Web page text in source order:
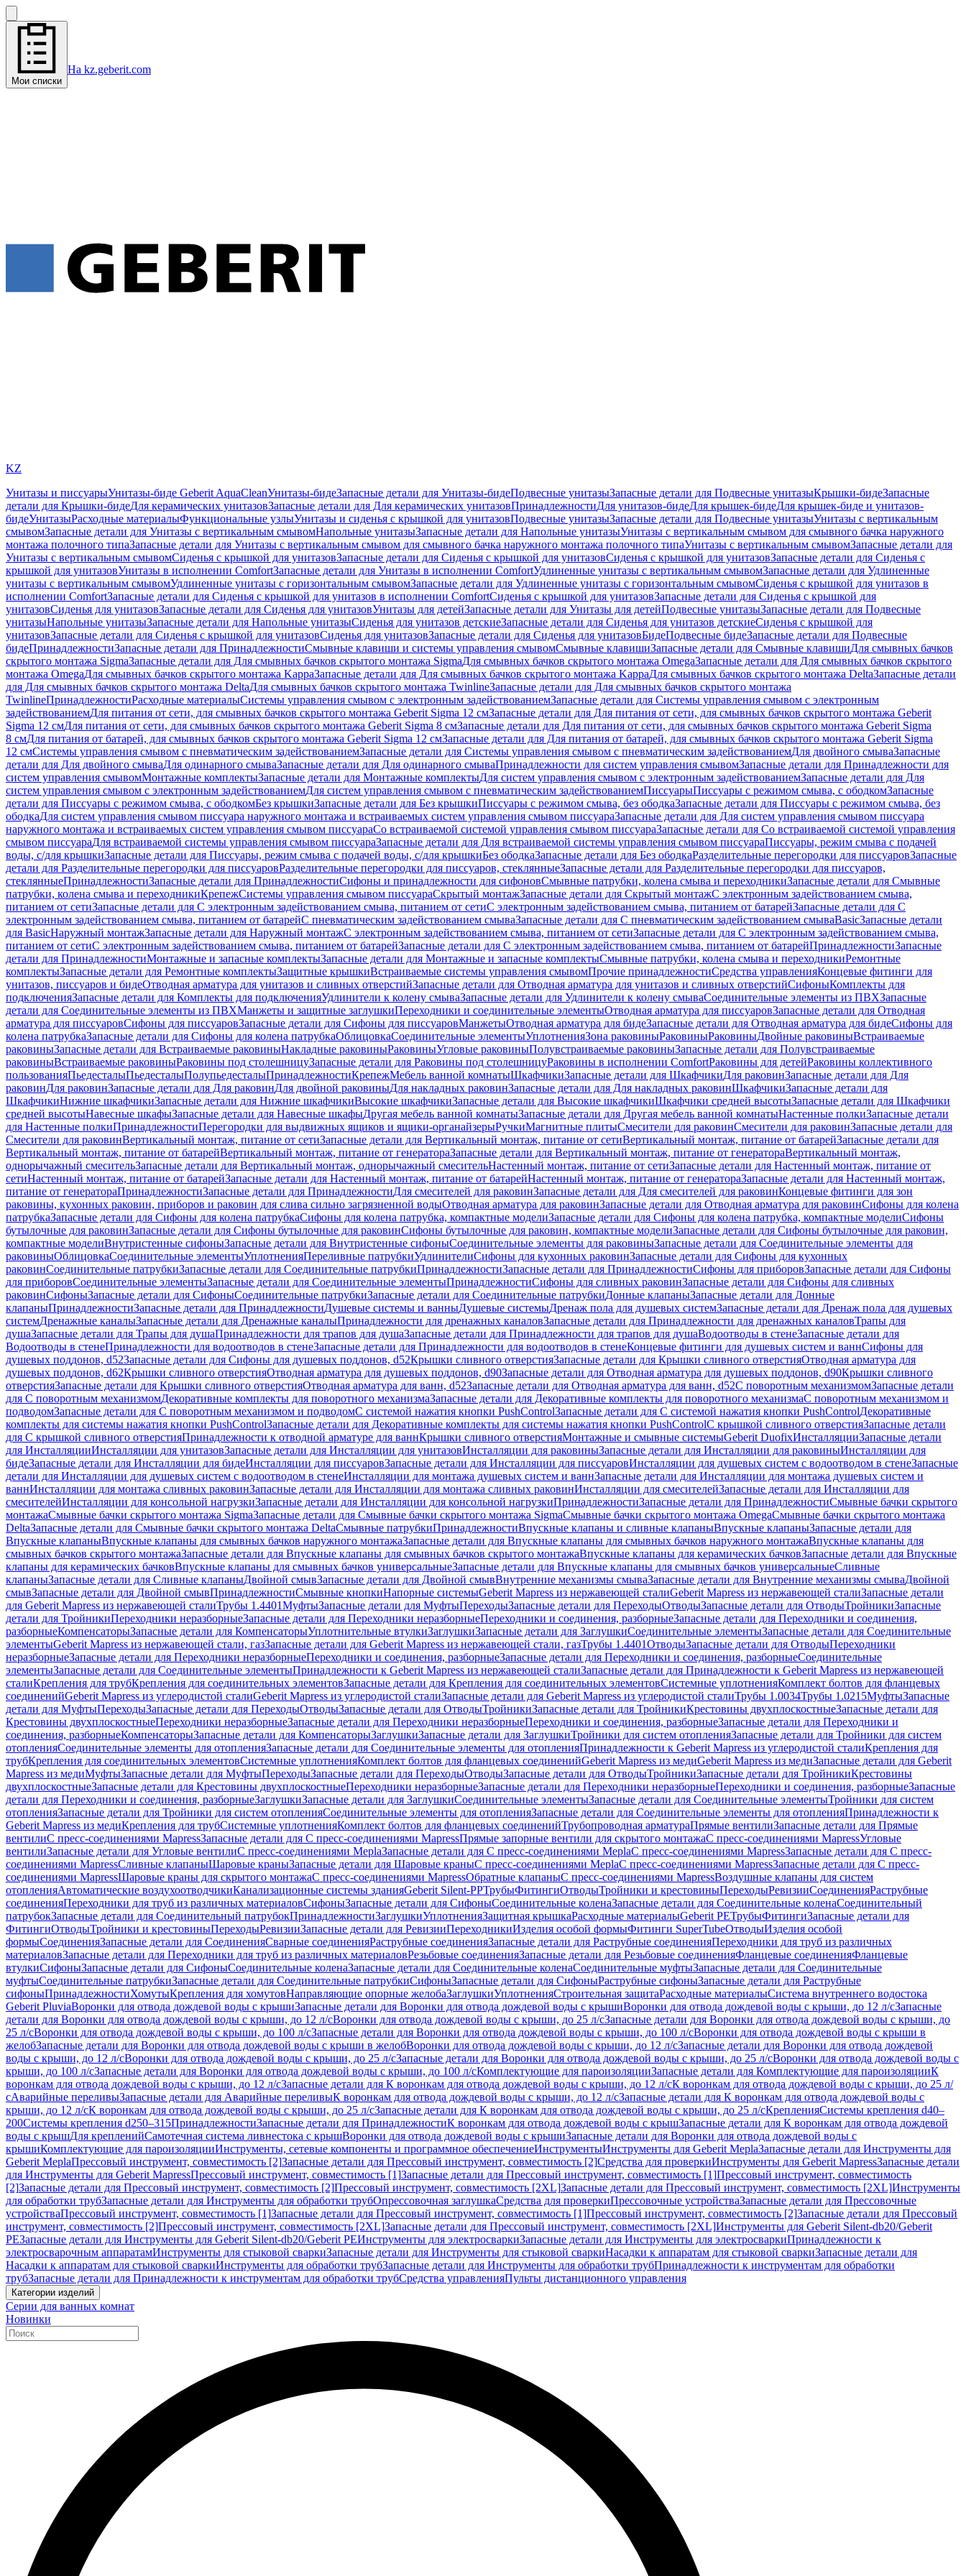
Мои списки
На kz.geberit.com
KZ
Унитазы и писсуарыУнитазы-биде Geberit AquaCleanУнитазы-бидеЗапасные детали для Унитазы-бидеПодвесные унитазыЗапасные детали для Подвесные унитазыКрышки-бидеЗапасные
детали для Крышки-бидеДля керамических унитазовЗапасные детали для Для керамических унитазовПринадлежностиДля унитазов-бидеДля крышек-бидеДля крышек-биде и унитазов-
бидеУнитазыРасходные материалыФункциональные узлыУнитазы и сиденья с крышкой для унитазовПодвесные унитазыЗапасные детали для Подвесные унитазыУнитазы с вертикальным
смывомЗапасные детали для Унитазы с вертикальным смывомНапольные унитазыЗапасные детали для Напольные унитазыУнитазы с вертикальным смывом для смывного бачка наружного
монтажа полочного типаЗапасные детали для Унитазы с вертикальным смывом для смывного бачка наружного монтажа полочного типаУнитазы с вертикальным смывомЗапасные детали для
Унитазы с вертикальным смывомСиденья с крышкой для унитазовЗапасные детали для Сиденья с крышкой для унитазовСиденья с крышкой для унитазовЗапасные детали для Сиденья с
крышкой для унитазовУнитазы в исполнении ComfortЗапасные детали для Унитазы в исполнении ComfortУдлиненные унитазы с вертикальным смывомЗапасные детали для Удлиненные
унитазы с вертикальным смывомУдлиненные унитазы с горизонтальным смывомЗапасные детали для Удлиненные унитазы с горизонтальным смывомСиденья с крышкой для унитазов в
исполнении ComfortЗапасные детали для Сиденья с крышкой для унитазов в исполнении ComfortСиденья с крышкой для унитазовЗапасные детали для Сиденья с крышкой для
унитазовСиденья для унитазовЗапасные детали для Сиденья для унитазовУнитазы для детейЗапасные детали для Унитазы для детейПодвесные унитазыЗапасные детали для Подвесные
унитазыНапольные унитазыЗапасные детали для Напольные унитазыСиденья для унитазов детскиеЗапасные детали для Сиденья для унитазов детскиеСиденья с крышкой для
унитазовЗапасные детали для Сиденья с крышкой для унитазовСиденья для унитазовЗапасные детали для Сиденья для унитазовБидеПодвесные бидеЗапасные детали для Подвесные
бидеПринадлежностиЗапасные детали для ПринадлежностиСмывные клавиши и системы управления смывомСмывные клавишиЗапасные детали для Смывные клавишиДля смывных бачков
скрытого монтажа SigmaЗапасные детали для Для смывных бачков скрытого монтажа SigmaДля смывных бачков скрытого монтажа OmegaЗапасные детали для Для смывных бачков скрытого
монтажа OmegaДля смывных бачков скрытого монтажа KappaЗапасные детали для Для смывных бачков скрытого монтажа KappaДля смывных бачков скрытого монтажа DeltaЗапасные детали
для Для смывных бачков скрытого монтажа DeltaДля смывных бачков скрытого монтажа TwinlineЗапасные детали для Для смывных бачков скрытого монтажа
TwinlineПринадлежностиРасходные материалыСистемы управления смывом с электронным задействованиемЗапасные детали для Системы управления смывом с электронным
задействованиемДля питания от сети, для смывных бачков скрытого монтажа Geberit Sigma 12 смЗапасные детали для Для питания от сети, для смывных бачков скрытого монтажа Geberit
Sigma 12 смДля питания от сети, для смывных бачков скрытого монтажа Geberit Sigma 8 смЗапасные детали для Для питания от сети, для смывных бачков скрытого монтажа Geberit Sigma
8 смДля питания от батарей, для смывных бачков скрытого монтажа Geberit Sigma 12 смЗапасные детали для Для питания от батарей, для смывных бачков скрытого монтажа Geberit Sigma
12 смСистемы управления смывом с пневматическим задействованиемЗапасные детали для Системы управления смывом с пневматическим задействованиемДля двойного смываЗапасные
детали для Для двойного смываДля одинарного смываЗапасные детали для Для одинарного смываПринадлежности для систем управления смывомЗапасные детали для Принадлежности для
систем управления смывомМонтажные комплектыЗапасные детали для Монтажные комплектыДля систем управления смывом с электронным задействованиемЗапасные детали для Для
систем управления смывом с электронным задействованиемДля систем управления смывом с пневматическим задействованиемПиссуарыПиссуары с режимом смыва, с ободкомЗапасные
детали для Писсуары с режимом смыва, с ободкомБез крышкиЗапасные детали для Без крышкиПиссуары с режимом смыва, без ободкаЗапасные детали для Писсуары с режимом смыва, без
ободкаДля систем управления смывом писсуара наружного монтажа и встраиваемых систем управления смывом писсуараЗапасные детали для Для систем управления смывом писсуара
наружного монтажа и встраиваемых систем управления смывом писсуараСо встраиваемой системой управления смывом писсуараЗапасные детали для Со встраиваемой системой управления
смывом писсуараДля встраиваемой системы управления смывом писсуараЗапасные детали для Для встраиваемой системы управления смывом писсуараПиссуары, режим смыва с подачей
воды, с/для крышкиЗапасные детали для Писсуары, режим смыва с подачей воды, с/для крышкиБез ободкаЗапасные детали для Без ободкаРазделительные перегородки для писсуаровЗапасные
детали для Разделительные перегородки для писсуаровРазделительные перегородки для писсуаров, стеклянныеЗапасные детали для Разделительные перегородки для писсуаров,
стеклянныеПринадлежностиЗапасные детали для ПринадлежностиСифоны и принадлежности для сифоновСмывные патрубки, колена смыва и переходникиЗапасные детали для Смывные
патрубки, колена смыва и переходникиКрепежСистемы управления смывом писсуараСкрытый монтажЗапасные детали для Скрытый монтажС электронным задействованием смыва,
питанием от сетиЗапасные детали для С электронным задействованием смыва, питанием от сетиС электронным задействованием смыва, питанием от батарейЗапасные детали для С
электронным задействованием смыва, питанием от батарейС пневматическим задействованием смываЗапасные детали для С пневматическим задействованием смываBasicЗапасные детали
для BasicНаружный монтажЗапасные детали для Наружный монтажС электронным задействованием смыва, питанием от сетиЗапасные детали для С электронным задействованием смыва,
питанием от сетиС электронным задействованием смыва, питанием от батарейЗапасные детали для С электронным задействованием смыва, питанием от батарейПринадлежностиЗапасные
детали для ПринадлежностиМонтажные и запасные комплектыЗапасные детали для Монтажные и запасные комплектыСмывные патрубки, колена смыва и переходникиРемонтные
комплектыЗапасные детали для Ремонтные комплектыЗащитные крышкиВстраиваемые системы управления смывомПрочие принадлежностиСредства управленияКонцевые фитинги для
унитазов, писсуаров и бидеОтводная арматура для унитазов и сливных отверстийЗапасные детали для Отводная арматура для унитазов и сливных отверстийСифоныКомплекты для
подключенияЗапасные детали для Комплекты для подключенияУдлинители к колену смываЗапасные детали для Удлинители к колену смываСоединительные элементы из ПВХЗапасные
детали для Соединительные элементы из ПВХМанжеты и защитные заглушкиПереходники и соединительные элементыОтводная арматура для писсуаровЗапасные детали для Отводная
арматура для писсуаровCифоны для писсуаровЗапасные детали для Cифоны для писсуаровМанжетыОтводная арматура для бидеЗапасные детали для Отводная арматура для бидеСифоны для
колена патрубкаЗапасные детали для Сифоны для колена патрубкаОблицовкаСоединительные элементыУплотненияЗона раковиныРаковиныРаковиныДвойные раковиныВстраиваемые
раковиныЗапасные детали для Встраиваемые раковиныНакладные раковиныРаковиныУгловые раковиныПолувстраиваемые раковиныЗапасные детали для Полувстраиваемые
раковиныВстраиваемые раковиныРаковины под столешницуЗапасные детали для Раковины под столешницуРаковины в исполнении ComfortPаковины для детейРаковины коллективного
пользованияПьедесталыПьедесталыПолупьедесталыПринадлежностиКрепежМебель ванной комнатыШкафчикиЗапасные детали для ШкафчикиДля раковинЗапасные детали для Для
раковинДля раковинЗапасные детали для Для раковинДля двойной раковиныДля накладных pаковинЗапасные детали для Для накладных pаковинШкафчикиЗапасные детали для
ШкафчикиНижние шкафчикиЗапасные детали для Нижние шкафчикиВысокие шкафчикиЗапасные детали для Высокие шкафчикиШкафчики средней высотыЗапасные детали для Шкафчики
средней высотыНавесные шкафыЗапасные детали для Навесные шкафыДругая мебель ванной комнатыЗапасные детали для Другая мебель ванной комнатыНастенные полкиЗапасные детали
для Настенные полкиПринадлежностиПерегородки для выдвижных ящиков и ящики-органайзерыРучкиМагнитные плитыСмесители для раковинСмесители для раковинЗапасные детали для
Смесители для раковинВертикальный монтаж, питание от сетиЗапасные детали для Вертикальный монтаж, питание от сетиВертикальный монтаж, питание от батарейЗапасные детали для
Вертикальный монтаж, питание от батарейВертикальный монтаж, питание от генератораЗапасные детали для Вертикальный монтаж, питание от генератораВертикальный монтаж,
однорычажный смесительЗапасные детали для Вертикальный монтаж, однорычажный смесительНастенный монтаж, питание от сетиЗапасные детали для Настенный монтаж, питание от
сетиНастенный монтаж, питание от батарейЗапасные детали для Настенный монтаж, питание от батарейНастенный монтаж, питание от генератораЗапасные детали для Настенный монтаж,
питание от генератораПринадлежностиЗапасные детали для ПринадлежностиДля смесителей для раковинЗапасные детали для Для смесителей для раковинКонцевые фитинги для зон
раковины, кухонных раковин, приборов и раковин для слива сильно загрязненной водыОтводная арматура для раковинЗапасные детали для Отводная арматура для раковинСифоны для колена
патрубкаЗапасные детали для Сифоны для колена патрубкаСифоны для колена патрубка, компактные моделиЗапасные детали для Сифоны для колена патрубка, компактные моделиСифоны
бутылочные для раковинЗапасные детали для Сифоны бутылочные для раковинСифоны бутылочные для раковин, компактные моделиЗапасные детали для Сифоны бутылочные для раковин,
компактные моделиВнутристенные сифоныЗапасные детали для Внутристенные сифоныСоединительные элементы для раковиныЗапасные детали для Соединительные элементы для
раковиныОблицовкаСоединительные элементыУплотненияПереливные патрубкиУдлинителиСифоны для кухонных раковинЗапасные детали для Сифоны для кухонных
раковинСоединительные патрубкиЗапасные детали для Соединительные патрубкиПринадлежностиЗапасные детали для ПринадлежностиСифоны для приборовЗапасные детали для Сифоны
для приборовСоединительные элементыЗапасные детали для Соединительные элементыПринадлежностиСифоны для сливных раковинЗапасные детали для Сифоны для сливных
раковинСифоныЗапасные детали для СифоныСоединительные патрубкиЗапасные детали для Соединительные патрубкиДонные клапаныЗапасные детали для Донные
клапаныПринадлежностиЗапасные детали для ПринадлежностиДушевые системы и ванныДушевые системыДренаж пола для душевых системЗапасные детали для Дренаж пола для душевых
системДренажные каналыЗапасные детали для Дренажные каналыПринадлежности для дренажных каналовЗапасные детали для Принадлежности для дренажных каналовТрапы для
душаЗапасные детали для Трапы для душаПринадлежности для трапов для душаЗапасные детали для Принадлежности для трапов для душаВодоотводы в стенеЗапасные детали для
Водоотводы в стенеПринадлежности для водоотводов в стенеЗапасные детали для Принадлежности для водоотводов в стенеКонцевые фитинги для душевых систем и ваннСифоны для
душевых поддонов, d52Запасные детали для Сифоны для душевых поддонов, d52Крышки сливного отверстияЗапасные детали для Крышки сливного отверстияОтводная арматура для
душевых поддонов, d62Крышки сливного отверстияОтводная арматура для душевых поддонов, d90Запасные детали для Отводная арматура для душевых поддонов, d90Крышки сливного
отверстияЗапасные детали для Крышки сливного отверстияОтводная арматура для ванн, d52Запасные детали для Отводная арматура для ванн, d52С поворотным механизмомЗапасные детали
для С поворотным механизмомДекоративные комплекты для поворотного механизмаЗапасные детали для Декоративные комплекты для поворотного механизмаС поворотным механизмом и
подводомЗапасные детали для С поворотным механизмом и подводомС системой нажатия кнопки PushControlЗапасные детали для С системой нажатия кнопки PushControlДекоративные
комплекты для системы нажатия кнопки PushControlЗапасные детали для Декоративные комплекты для системы нажатия кнопки PushControlС крышкой сливного отверстияЗапасные детали
для С крышкой сливного отверстияПринадлежности к отводной арматуре для ваннКрышки сливного отверстияМонтажные и смывные системыGeberit DuofixИнсталляцииЗапасные детали
для ИнсталляцииИнсталляции для унитазовЗапасные детали для Инсталляции для унитазовИнсталляции для раковиныЗапасные детали для Инсталляции для раковиныИнсталляции для
бидеЗапасные детали для Инсталляции для бидеИнсталляции для писсуаровЗапасные детали для Инсталляции для писсуаровИнсталляции для душевых систем с водоотводом в стенеЗапасные
детали для Инсталляции для душевых систем с водоотводом в стенеИнсталляции для монтажа душевых систем и ваннЗапасные детали для Инсталляции для монтажа душевых систем и
ваннИнсталляции для монтажа сливных раковинЗапасные детали для Инсталляции для монтажа сливных раковинИнсталляции для смесителейЗапасные детали для Инсталляции для
смесителейИнсталляции для консольной нагрузкиЗапасные детали для Инсталляции для консольной нагрузкиПринадлежностиЗапасные детали для ПринадлежностиСмывные бачки скрытого
монтажаСмывные бачки скрытого монтажа SigmaЗапасные детали для Смывные бачки скрытого монтажа SigmaСмывные бачки скрытого монтажа OmegaСмывные бачки скрытого монтажа
DeltaЗапасные детали для Смывные бачки скрытого монтажа DeltaСмывные патрубкиПринадлежностиВпускные клапаны и сливные клапаныВпускные клапаныЗапасные детали для
Впускные клапаныВпускные клапаны для смывных бачков наружного монтажаЗапасные детали для Впускные клапаны для смывных бачков наружного монтажаВпускные клапаны для
смывных бачков скрытого монтажаЗапасные детали для Впускные клапаны для смывных бачков скрытого монтажаВпускные клапаны для керамических бачковЗапасные детали для Впускные
клапаны для керамических бачковВпускные клапаны для смывных бачков универсальныеЗапасные детали для Впускные клапаны для смывных бачков универсальныеСливные
клапаныЗапасные детали для Сливные клапаныДвойной смывЗапасные детали для Двойной смывВнутренние механизмы смываЗапасные детали для Внутренние механизмы смываДвойной
смывЗапасные детали для Двойной смывПринадлежностиСмывные кнопкиНапорные системыGeberit Mapress из нержавеющей сталиGeberit Mapress из нержавеющей сталиЗапасные детали
для Geberit Mapress из нержавеющей сталиТрубы 1.4401МуфтыЗапасные детали для МуфтыПереходыЗапасные детали для ПереходыОтводыЗапасные детали для ОтводыТройникиЗапасные
детали для ТройникиПереходники неразборныеЗапасные детали для Переходники неразборныеПереходники и соединения, разборныеЗапасные детали для Переходники и соединения,
разборныеКомпенсаторыЗапасные детали для КомпенсаторыУплотнительные втулкиЗаглушкиЗапасные детали для ЗаглушкиСоединительные элементыЗапасные детали для Соединительные
элементыGeberit Mapress из нержавеющей стали, газЗапасные детали для Geberit Mapress из нержавеющей стали, газТрубы 1.4401ОтводыЗапасные детали для ОтводыПереходники
неразборныеЗапасные детали для Переходники неразборныеПереходники и соединения, разборныеЗапасные детали для Переходники и соединения, разборныеСоединительные
элементыЗапасные детали для Соединительные элементыПринадлежности к Geberit Mapress из нержавеющей сталиЗапасные детали для Принадлежности к Geberit Mapress из нержавеющей
сталиКрепления для трубКрепления для соединительных элементовЗапасные детали для Крепления для соединительных элементовСистемные уплотненияКомплект болтов для фланцевых
соединенийGeberit Mapress из углеродистой сталиGeberit Mapress из углеродистой сталиЗапасные детали для Geberit Mapress из углеродистой сталиТрубы 1.0034Трубы 1.0215МуфтыЗапасные
детали для МуфтыПереходыЗапасные детали для ПереходыОтводыЗапасные детали для ОтводыТройникиЗапасные детали для ТройникиКрестовины двухплоскостныеЗапасные детали для
Крестовины двухплоскостныеПереходники неразборныеЗапасные детали для Переходники неразборныеПереходники и соединения, разборныеЗапасные детали для Переходники и
соединения, разборныеКомпенсаторыЗапасные детали для КомпенсаторыЗаглушкиЗапасные детали для ЗаглушкиТройники для систем отопленияЗапасные детали для Тройники для систем
отопленияСоединительные элементы для отопленияЗапасные детали для Соединительные элементы для отопленияПринадлежности к Geberit Mapress из углеродистой сталиКрепления для
трубКрепления для соединительных элементовСистемные уплотненияКомплект болтов для фланцевых соединенийGeberit Mapress из медиGeberit Mapress из медиЗапасные детали для Geberit
Mapress из медиМуфтыЗапасные детали для МуфтыПереходыЗапасные детали для ПереходыОтводыЗапасные детали для ОтводыТройникиЗапасные детали для ТройникиКрестовины
двухплоскостныеЗапасные детали для Крестовины двухплоскостныеПереходники неразборныеЗапасные детали для Переходники неразборныеПереходники и соединения, разборныеЗапасные
детали для Переходники и соединения, разборныеЗаглушкиЗапасные детали для ЗаглушкиСоединительные элементыЗапасные детали для Соединительные элементыТройники для систем
отопленияЗапасные детали для Тройники для систем отопленияСоединительные элементы для отопленияЗапасные детали для Соединительные элементы для отопленияПринадлежности к
Geberit Mapress из медиКрепления для трубСистемные уплотненияКомплект болтов для фланцевых соединенийТрубопроводная арматураПрямые вентилиЗапасные детали для Прямые
вентилиС пресс-соединениями MapressЗапасные детали для С пресс-соединениями MapressПрямые запорные вентили для скрытого монтажаС пресс-соединениями MapressУгловые
вентилиЗапасные детали для Угловые вентилиС пресс-соединениями MeplaЗапасные детали для С пресс-соединениями MeplaС пресс-соединениями MapressЗапасные детали для С пресс-
соединениями MapressСливные клапаныШаровые краныЗапасные детали для Шаровые краныС пресс-соединениями MeplaС пресс-соединениями MapressЗапасные детали для С пресс-
соединениями MapressШаровые краны для скрытого монтажаС пресс-соединениями MapressОбратные клапаныС пресс-соединениями MapressВоздушные клапаны для систем
отопленияАвтоматические воздухоотводчикиКанализационные системы зданияGeberit Silent-PPТрубыФитингиОтводыТройники и крестовиныПереходыРевизииСоединенияРаструбные
соединенияПереходники для труб из различных материаловСифоныЗапасные детали для СифоныСоединительные коленаЗапасные детали для Соединительные коленаСоединительный
патрубокЗапасные детали для Соединительный патрубокПринадлежностиЗаглушкиУплотненияЗащитная крышкаРасходные материалыGeberit PEТрубыФитингиЗапасные детали для
ФитингиОтводыТройники и крестовиныПереходыРевизииЗапасные детали для РевизииПереходникиИзделия особой формыФитинги SuperTubeОтводыИзделия особой
формыСоединенияЗапасные детали для СоединенияСварные соединенияРаструбные соединенияЗапасные детали для Раструбные соединенияПереходники для труб из различных
материаловЗапасные детали для Переходники для труб из различных материаловРезьбовые соединенияЗапасные детали для Резьбовые соединенияФланцевые соединенияФланцевые
втулкиСифоныЗапасные детали для СифоныСоединительные коленаЗапасные детали для Соединительные коленаСоединительные муфтыЗапасные детали для Соединительные
муфтыСоединительные патрубкиЗапасные детали для Соединительные патрубкиСифоныЗапасные детали для СифоныРаструбные сифоныЗапасные детали для Раструбные
сифоныПринадлежностиХомутыКрепления для хомутовНаправляющие опорные желобаЗаглушкиУплотненияСтроительная защитаРасходные материалыСистема внутреннего водостока
Geberit PluviaВоронки для отвода дождевой воды с крышиЗапасные детали для Воронки для отвода дождевой воды с крышиВоронки для отвода дождевой воды с крыши, до 12 л/сЗапасные
детали для Воронки для отвода дождевой воды с крыши, до 12 л/сВоронки для отвода дождевой воды с крыши, до 25 л/сЗапасные детали для Воронки для отвода дождевой воды с крыши, до
25 л/сВоронки для отвода дождевой воды с крыши, до 100 л/сЗапасные детали для Воронки для отвода дождевой воды с крыши, до 100 л/сВоронки для отвода дождевой воды с крыши в
желобЗапасные детали для Воронки для отвода дождевой воды с крыши в желобВоронки для отвода дождевой воды с крыши, до 12 л/сЗапасные детали для Воронки для отвода дождевой
воды с крыши, до 12 л/сВоронки для отвода дождевой воды с крыши, до 25 л/сЗапасные детали для Воронки для отвода дождевой воды с крыши, до 25 л/сВоронки для отвода дождевой воды с
крыши, до 100 л/сЗапасные детали для Воронки для отвода дождевой воды с крыши, до 100 л/сКомплектующие для пароизоляцииЗапасные детали для Комплектующие для пароизоляцииК
воронкам для отвода дождевой воды с крыши, до 12 л/сЗапасные детали для К воронкам для отвода дождевой воды с крыши, до 12 л/сК воронкам для отвода дождевой воды с крыши, до 25 л/
сАварийные переливыЗапасные детали для Аварийные переливыК воронкам для отвода дождевой воды с крыши, до 12 л/сЗапасные детали для К воронкам для отвода дождевой воды с
крыши, до 12 л/сК воронкам для отвода дождевой воды с крыши, до 25 л/сЗапасные детали для К воронкам для отвода дождевой воды с крыши, до 25 л/сКрепленияСистемы крепления d40–
200Системы крепления d250–315ПринадлежностиЗапасные детали для ПринадлежностиК воронкам для отвода дождевой воды с крышЗапасные детали для К воронкам для отвода дождевой
воды с крышДля крепленийСамотечная система ливнестока с крышВоронки для отвода дождевой воды с крышиЗапасные детали для Воронки для отвода дождевой воды с
крышиКомплектующие для пароизоляцииИнструменты, сетевые компоненты и программное обеспечениеИнструментыИнструменты для Geberit MeplaЗапасные детали для Инструменты для
Geberit MeplaПрессовый инструмент, совместимость [2]Запасные детали для Прессовый инструмент, совместимость [2]Средства для проверкиИнструменты для Geberit MapressЗапасные детали
для Инструменты для Geberit MapressПрессовый инструмент, совместимость [1]Запасные детали для Прессовый инструмент, совместимость [1]Прессовый инструмент, совместимость
[2]Запасные детали для Прессовый инструмент, совместимость [2]Прессовый инструмент, совместимость [2XL]Запасные детали для Прессовый инструмент, совместимость [2XL]Инструменты
для обработки трубЗапасные детали для Инструменты для обработки трубОпрессовочная заглушкаСредства для проверкиПрессовочные устройстваЗапасные детали для Прессовочные
устройстваПрессовый инструмент, совместимость [1]Запасные детали для Прессовый инструмент, совместимость [1]Прессовый инструмент, совместимость [2]Запасные детали для Прессовый
инструмент, совместимость [2]Прессовый инструмент, совместимость [2XL]Запасные детали для Прессовый инструмент, совместимость [2XL]Инструменты для Geberit Silent-db20/Geberit
PEЗапасные детали для Инструменты для Geberit Silent-db20/Geberit PEИнструменты для электросваркиЗапасные детали для Инструменты для электросваркиПринадлежности к
электросварочным аппаратамИнструменты для стыковой сваркиЗапасные детали для Инструменты для стыковой сваркиНасадки к аппаратам для стыковой сваркиЗапасные детали для
Насадки к аппаратам для стыковой сваркиИнструменты для обработки трубЗапасные детали для Инструменты для обработки трубПринадлежности к инструментам для обработки
трубЗапасные детали для Принадлежности к инструментам для обработки трубСредства управленияПульты дистанционного управления
Категории изделий
Серии для ванных комнат
Новинки